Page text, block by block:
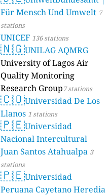
Für Mensch Und Umwelt 7
stations
UNICEF 136 stations
🇳🇬UNILAG AQMRG
University of Lagos Air
Quality Monitoring
Research Group7 stations
🇨🇴Universidad De Los
Llanos 1 stations
🇵🇪Universidad
Nacional Intercultural
Juan Santos Atahualpa 3
stations
🇵🇪Universidad
Peruana Cayetano Heredia